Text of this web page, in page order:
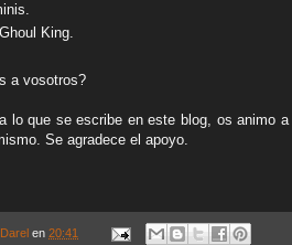
King.
a vosotros?
lo que se escribe en este blog, os animo
Se agradece el apoyo.
en 20:41